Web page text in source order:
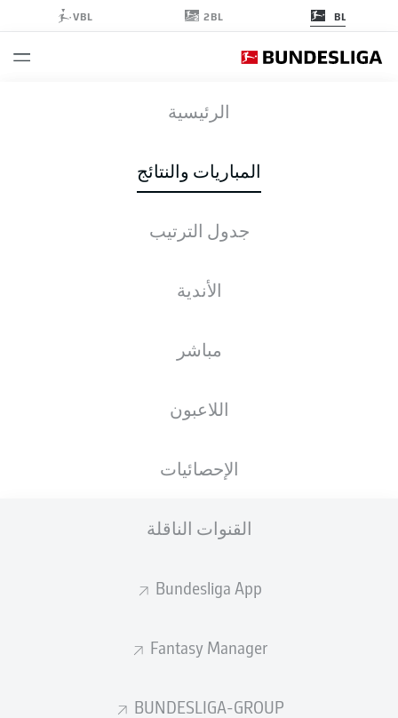
BL
2BL
VBL
الرئيسية
المباريات والنتائج
جدول الترتيب
الأندية
مباشر
اللاعبون
الإحصائيات
القنوات الناقلة
Bundesliga App
Fantasy Manager
BUNDESLIGA-GROUP
الأخبار التشكيلات الإحصائيات